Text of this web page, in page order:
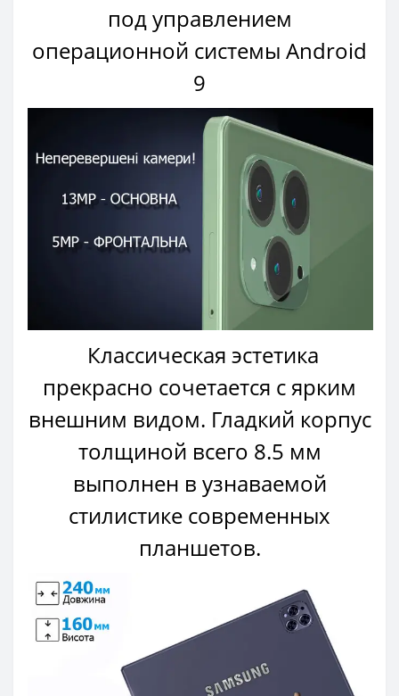
под управлением
операционной системы Android
9
Классическая эстетика
прекрасно сочетается с ярким
внешним видом. Гладкий корпус
толщиной всего 8.5 мм
выполнен в узнаваемой
стилистике современных
планшетов.